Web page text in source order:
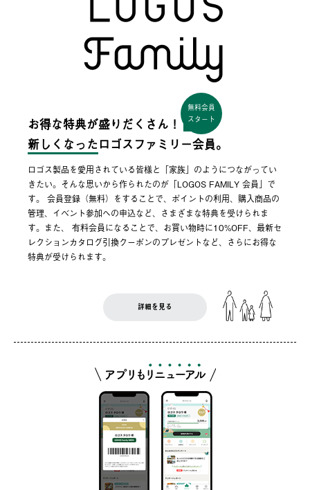
お得な特典が盛りだくさん！
無料会員
スタート
新しくなった ロゴスファミリー会員。
ロゴス製品を愛用されている皆様と「家族」のようにつながってい
きたい。そんな思いから作られたのが「LOGOS FAMILY 会員」で
す。 会員登録（無料）をすることで、ポイントの利用、購入商品の
管理、イベント参加への申込など、さまざまな特典を受けられま
す。また、 有料会員になることで、お買い物時に10%OFF、最新セ
レクションカタログ引換クーポンのプレゼントなど、さらにお得な
特典が受けられます。
詳細を見る